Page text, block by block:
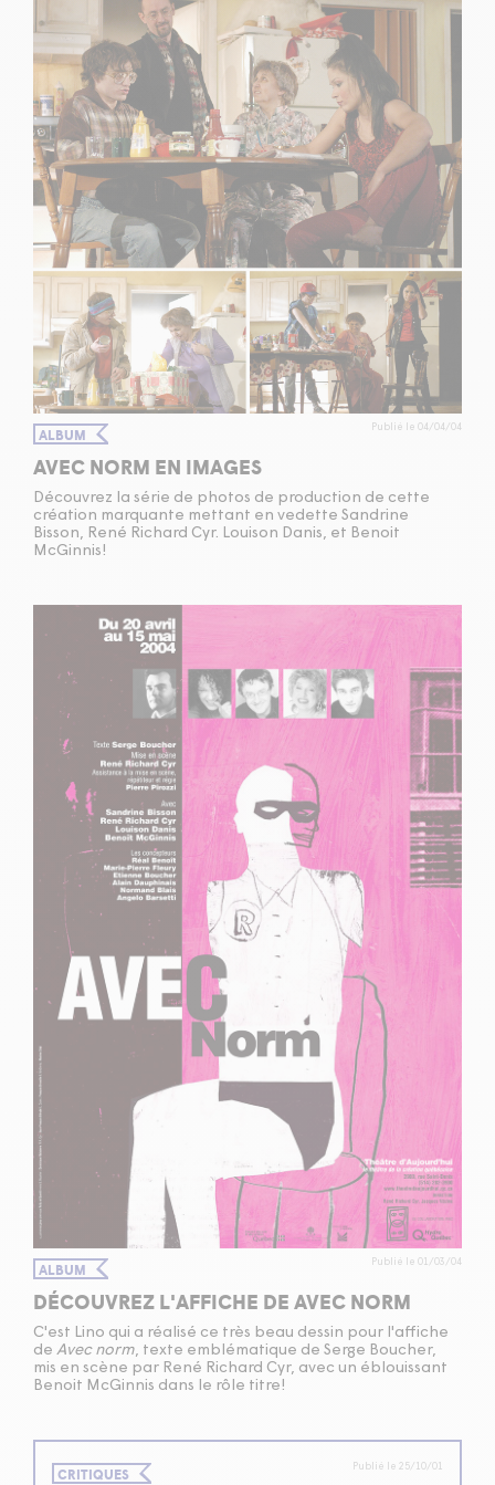
ALBUM Publié le 04/04/04
AVEC NORM EN IMAGES
Découvrez la série de photos de production de cette
création marquante mettant en vedette Sandrine
Bisson, René Richard Cyr. Louison Danis, et Benoit
McGinnis!
ALBUM Publié le 01/03/04
DÉCOUVREZ L'AFFICHE DE AVEC NORM
C'est Lino qui a réalisé ce très beau dessin pour l'affiche
de Avec norm, texte emblématique de Serge Boucher,
mis en scène par René Richard Cyr, avec un éblouissant
Benoit McGinnis dans le rôle titre!
CRITIQUES Publié le 25/10/01